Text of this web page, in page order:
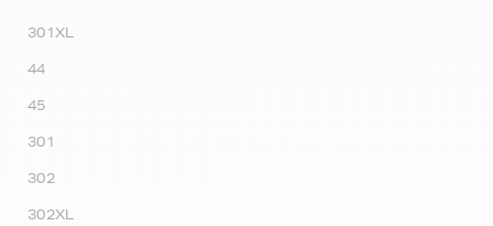
301XL
44
45
301
302
302XL